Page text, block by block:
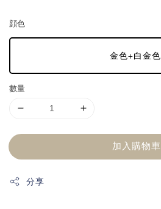
顔色
金色+白金色
數量
加入購物車
分享